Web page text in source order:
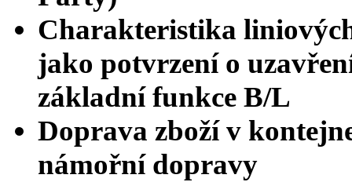
Charakteristika
jako potvrzení o
základní funkce B/L
Doprava zboží v
námořní dopravy